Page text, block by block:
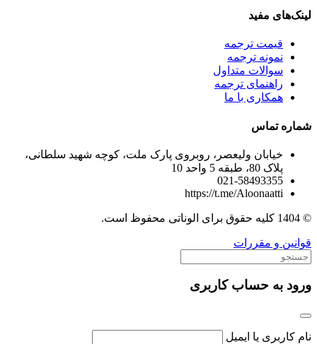
لینک‌های مفید
قیمت ترجمه
نمونه ترجمه
سوالات متداول
راهنمای ترجمه
همکاری با ما
شماره تماس
خیابان ولیعصر، روبروی پارک ملت، کوچه شهید سلطانی،
پلاک 80، طبقه 5 واحد 10
021-58493355
https://t.me/Aloonaatti
© 1404 کلیه حقوق برای الوناتی محفوظ است.
قوانین و مقررات
ورود به حساب کاربری
نام کاربری یا ایمیل